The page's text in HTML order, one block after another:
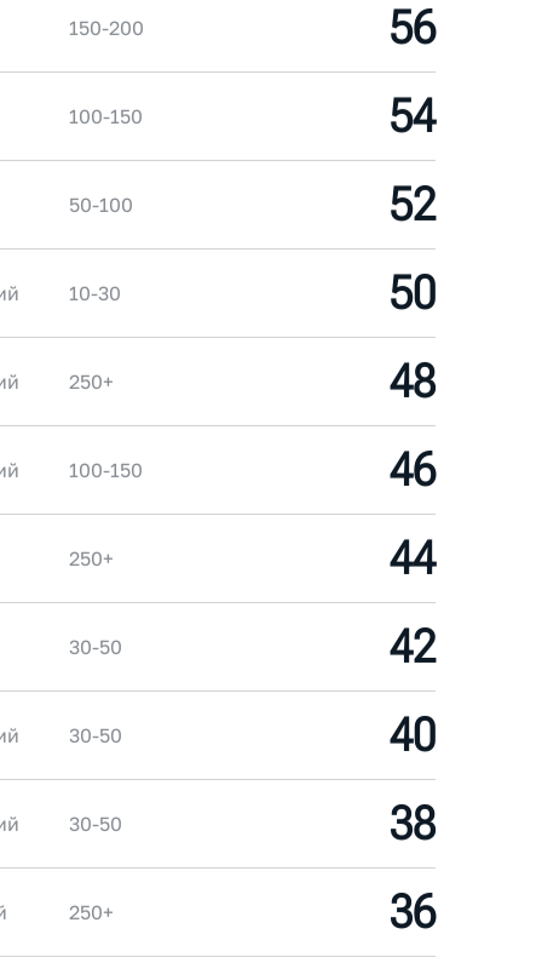
150-200
56
100-150
54
50-100
52
10-30
50
250+
48
100-150
46
250+
44
30-50
42
30-50
40
30-50
38
250+
36